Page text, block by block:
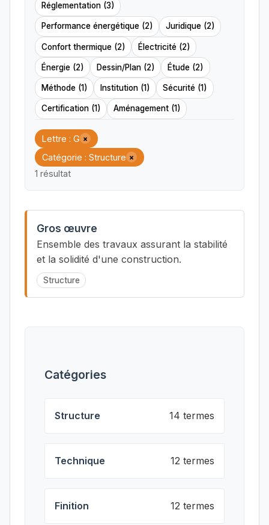
Réglementation (3)
Performance énergétique (2) Juridique (2)
Confort thermique (2) Électricité (2)
Énergie (2) Dessin/Plan (2) Étude (2)
Méthode (1) Institution (1) Sécurité (1)
Certification (1) Aménagement (1)
Lettre : G ×
Catégorie : Structure ×
1 résultat
Gros œuvre
Ensemble des travaux assurant la stabilité
et la solidité d'une construction.
Structure
Catégories
Structure 14 termes
Technique 12 termes
Finition 12 termes